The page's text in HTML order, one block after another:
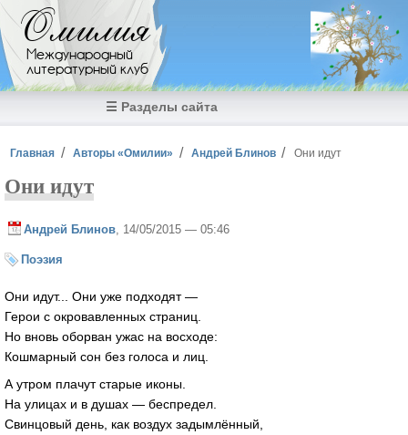
Перейти к основному содержанию
Омилия
Международный
литературный клуб
☰ Разделы сайта
Вы здесь
Главная Авторы «Омилии» Андрей Блинов Они идут
Они идут
Андрей Блинов , 14/05/2015 — 05:46
Поэзия
Они идут... Они уже подходят —
Герои с окровавленных страниц.
Но вновь оборван ужас на восходе:
Кошмарный сон без голоса и лиц.
А утром плачут старые иконы.
На улицах и в душах — беспредел.
Свинцовый день, как воздух задымлённый,